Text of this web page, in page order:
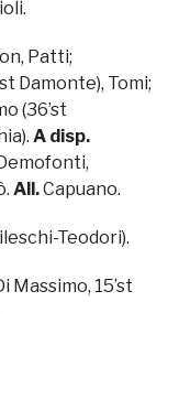
Patti;
Damonte), Tomi;
(36’st
A disp.
All.Capuano.
Teodori).
Massimo, 15’st